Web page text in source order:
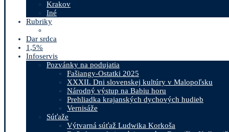
Krakov
Iné
Rubriky
Dar srdca
1,5%
Infoservis
Pozvánky na podujatia
Fašiangy-Ostatki 2025
XXXII. Dni slovenskej kultúry v Malopoľsku
Národný výstup na Babiu horu
Prehliadka krajanských dychových hudieb
Vernisáže
Súťaže
Výtvarná súťaž Ludwika Korkoša